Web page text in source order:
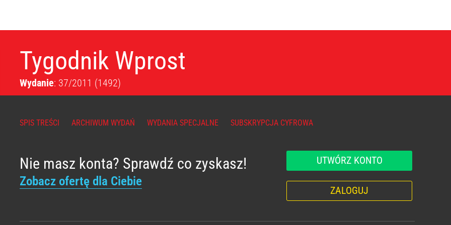
Tygodnik Wprost
Wydanie: 37/2011 (1492)
SPIS TREŚCI ARCHIWUM WYDAŃ WYDANIA SPECJALNE SUBSKRYPCJA CYFROWA
Nie masz konta? Sprawdź co zyskasz!
Zobacz ofertę dla Ciebie
UTWÓRZ KONTO
ZALOGUJ